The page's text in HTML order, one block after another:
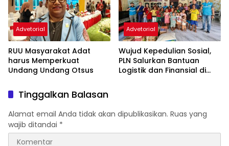
Advetorial
RUU Masyarakat Adat
harus Memperkuat
Undang Undang Otsus
Advetorial
Wujud Kepedulian Sosial,
PLN Salurkan Bantuan
Logistik dan Finansial di
Tinggalkan Balasan
Alamat email Anda tidak akan dipublikasikan. Ruas yang
wajib ditandai *